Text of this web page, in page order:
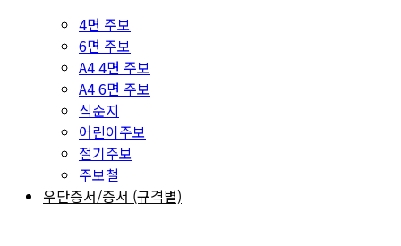
4면 주보
6면 주보
A4 4면 주보
A4 6면 주보
식순지
어린이주보
절기주보
주보철
우단증서/증서 (규격별)